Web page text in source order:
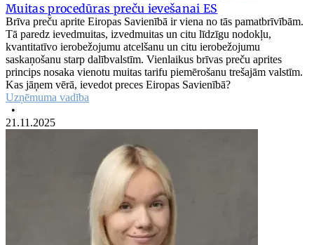
Muitas procedūras preču ievešanai ES
Brīva preču aprite Eiropas Savienībā ir viena no tās pamatbrīvībām.
Tā paredz ievedmuitas, izvedmuitas un citu līdzīgu nodokļu,
kvantitatīvo ierobežojumu atcelšanu un citu ierobežojumu
saskaņošanu starp dalībvalstīm. Vienlaikus brīvas preču aprites
princips nosaka vienotu muitas tarifu piemērošanu trešajām valstīm.
Kas jāņem vērā, ievedot preces Eiropas Savienībā?
Uzņēmuma vadība
•
21.11.2025